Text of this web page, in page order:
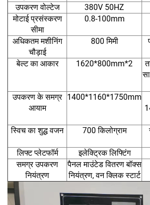
उपकरण वोल्टेज
380V 50HZ
मोटाई प्रसंस्करण
सीमा
0.8-100mm
अधिकतम मशीनिंग
चौड़ाई
800 मिमी
बेल्ट का आकार
1620*800mm*2
उपकरण के समग्र
आयाम
1400*1160*1750mm
स्विच का शुद्ध वजन
700 किलोग्राम
लिफ्ट प्लेटफॉर्म
इलेक्ट्रिक लिफ्टिंग
समग्र उपकरण
नियंत्रण
पैनल माउंटेड वितरण बॉक्स
नियंत्रण, वन क्लिक स्टार्ट